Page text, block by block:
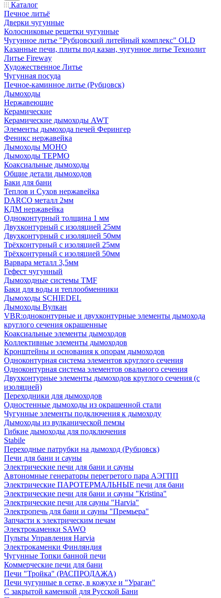
Каталог
Печное литьё
Дверки чугунные
Колосниковые решетки чугунные
Чугунное литье "Рубцовский литейный комплекс" OLD
Казанные печи, плиты под казан, чугунное литье Технолит
Литье Fireway
Художественное Литье
Чугунная посуда
Печное-каминное литье (Рубцовск)
Дымоходы
Нержавеющие
Керамические
Керамические дымоходы AWT
Элементы дымохода печей Ферингер
Феникс нержавейка
Дымоходы МОНО
Дымоходы ТЕРМО
Коаксиальные дымоходы
Общие детали дымоходов
Баки для бани
Теплов и Сухов нержавейка
DARCO металл 2мм
КДМ нержавейка
Одноконтурный толщина 1 мм
Двухконтурный с изоляцией 25мм
Двухконтурный с изоляцией 50мм
Трёхконтурный с изоляцией 25мм
Трёхконтурный с изоляцией 50мм
Варвара металл 3,5мм
Гефест чугунный
Дымоходные системы TMF
Баки для воды и теплообменники
Дымоходы SCHIEDEL
Дымоходы Вулкан
VBR:одноконтурные и двухконтурные элементы дымохода
круглого сечения окрашенные
Коаксиальные элементы дымоходов
Коллективные элементы дымоходов
Кронштейны и основания к опорам дымоходов
Одноконтурная система элементов круглого сечения
Одноконтурная система элементов овального сечения
Двухконтурные элементы дымоходов круглого сечения (с
изоляцией)
Переходники для дымоходов
Одностенные дымоходы из окрашенной стали
Чугунные элементы подключения к дымоходу
Дымоходы из вулканической пемзы
Гибкие дымоходы для подключения
Stabile
Переходные патрубки на дымоход (Рубцовск)
Печи для бани и сауны
Электрические печи для бани и сауны
Автономные генераторы перегретого пара АЭГПП
Электрические ПАРОТЕРМАЛЬНЫЕ печи для бани
Электрические печи для бани и сауны "Кristina"
Электрические печи для сауны "Harvia"
Электропечь для бани и сауны "Премьера"
Запчасти к электрическим печам
Электрокаменки SAWO
Пульты Управления Harvia
Электрокаменки Финляндия
Чугунные Топки банной печи
Коммерческие печи для бани
Печи "Тройка" (РАСПРОДАЖА)
Печи чугунные в сетке, в кожухе и "Ураган"
С закрытой каменкой для Русской Бани